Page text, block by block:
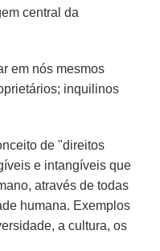
central da
em nós mesmos
inquilinos
de "direitos
e intangíveis que
através de todas
humana. Exemplos
a cultura, os